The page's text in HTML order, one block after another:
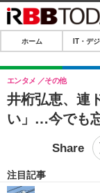
ホーム
IT・デジタル
IT・デジタル
ショッピン
SPEED TEST
エンタメ
ホーム IT・デ
井桁弘恵、連
い」…今でも
エンタメ その他
注目記事